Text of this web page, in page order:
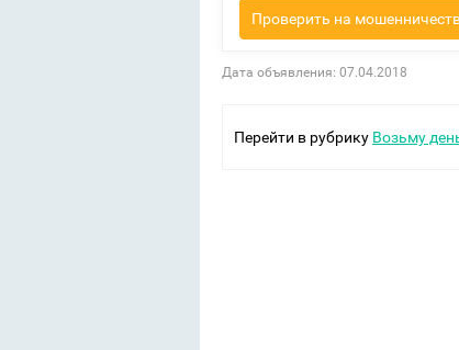
Проверить на
Дата объявления: 07.04.2018
Перейти в рубрику Возьму